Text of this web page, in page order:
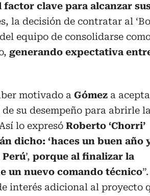
clave para alcanzar
la decisión de contratar al
equipo de consolidarse
generando expectativa
motivado a Gómez a
su desempeño para abrirle
lo expresó Roberto ‘Chorri’
dicho: ‘haces un buen año
’, porque al finalizar la
un nuevo comando técnico
interés adicional al proyecto